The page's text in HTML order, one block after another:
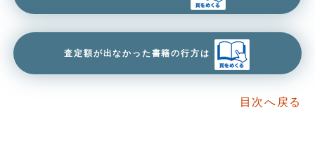
査定額が出なかった書籍の行方は
目次へ戻る